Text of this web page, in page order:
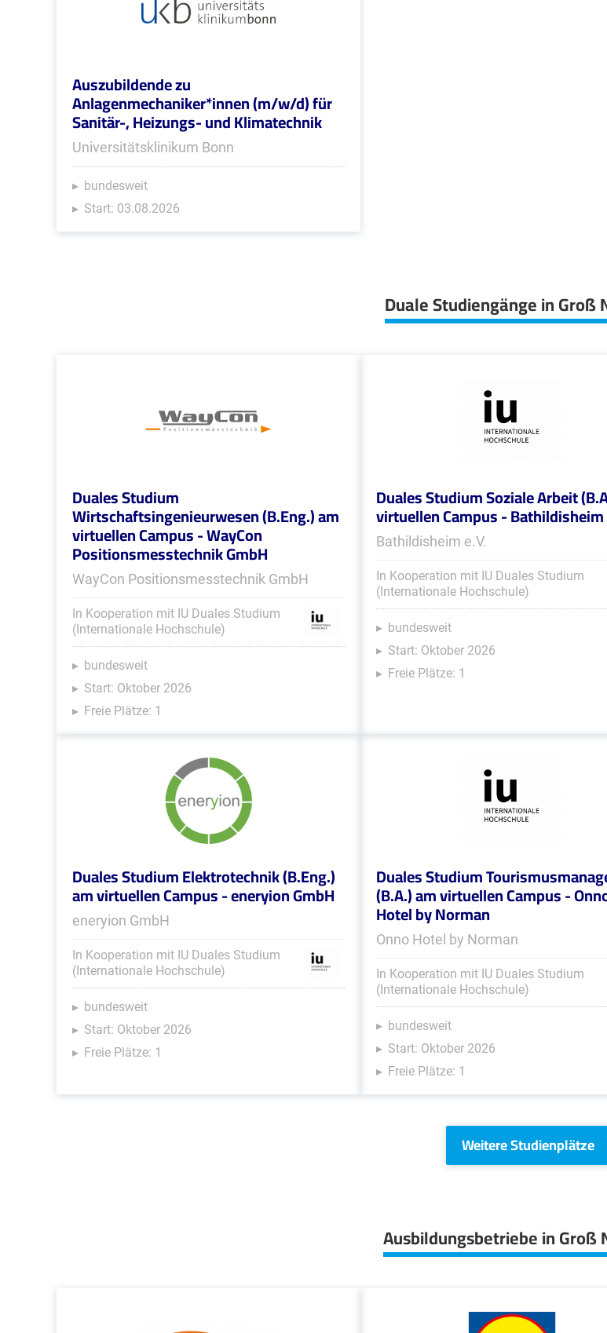
Auszubildende zu
Anlagenmechaniker*innen (m/w/d) für
Sanitär-, Heizungs- und Klimatechnik
Universitätsklinikum Bonn
bundesweit
Start: 03.08.2026
Duale Studiengänge in Groß
Duales Studium
Wirtschaftsingenieurwesen (B.Eng.) am
virtuellen Campus - WayCon
Positionsmesstechnik GmbH
WayCon Positionsmesstechnik GmbH
In Kooperation mit IU Duales Studium
(Internationale Hochschule)
bundesweit
Start: Oktober 2026
Freie Plätze: 1
Duales Studium Soziale Arbeit
virtuellen Campus - Bathildisheim
Bathildisheim e.V.
In Kooperation mit IU Duales Studium
(Internationale Hochschule)
bundesweit
Start: Oktober 2026
Freie Plätze: 1
Duales Studium Elektrotechnik (B.Eng.)
am virtuellen Campus - eneryion GmbH
eneryion GmbH
In Kooperation mit IU Duales Studium
(Internationale Hochschule)
bundesweit
Start: Oktober 2026
Freie Plätze: 1
Duales Studium
(B.A.) am virtuellen Campus -
Hotel by Norman
Onno Hotel by Norman
In Kooperation mit IU Duales Studium
(Internationale Hochschule)
bundesweit
Start: Oktober 2026
Freie Plätze: 1
Weitere Studienplätze
Ausbildungsbetriebe in Groß